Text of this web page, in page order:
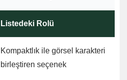
Listedeki Rolü
Kompaktlık ile görsel karakteri
birleştiren seçenek